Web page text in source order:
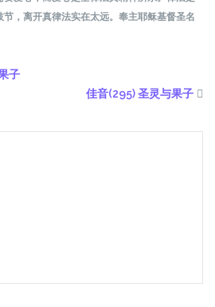
，离开真律法实在太远。奉主耶稣基督圣名
子
佳音(295) 圣灵与果子